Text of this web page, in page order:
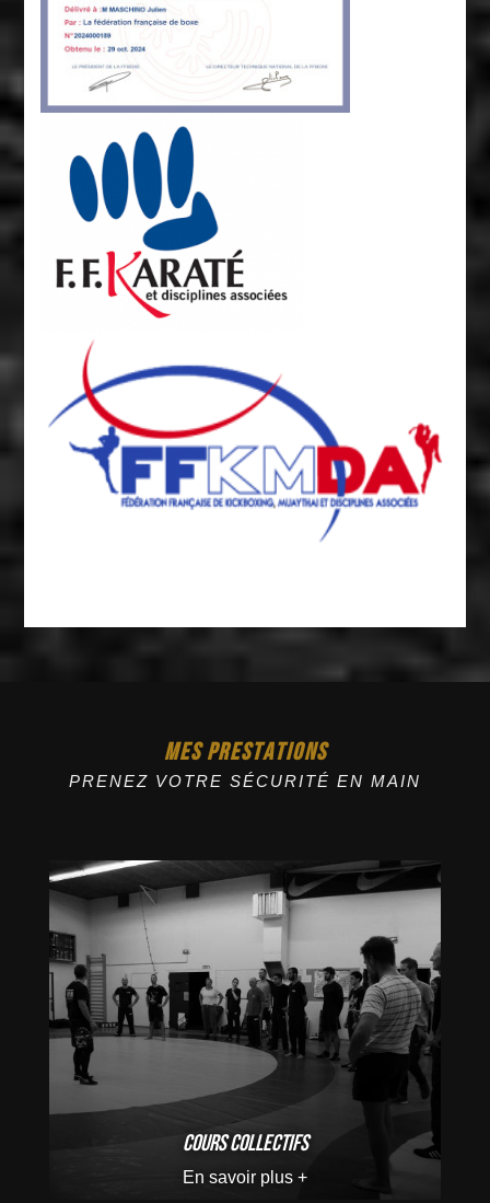
MES PRESTATIONS
PRENEZ VOTRE SÉCURITÉ EN MAIN
Cours collectifs
En savoir plus +